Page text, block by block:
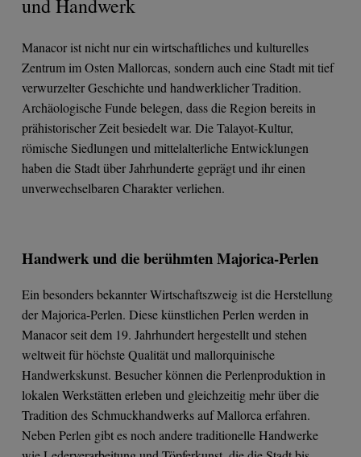
und Handwerk
Manacor ist nicht nur ein wirtschaftliches und kulturelles
Zentrum im Osten Mallorcas, sondern auch eine Stadt mit tief
verwurzelter Geschichte und handwerklicher Tradition.
Archäologische Funde belegen, dass die Region bereits in
prähistorischer Zeit besiedelt war. Die Talayot-Kultur,
römische Siedlungen und mittelalterliche Entwicklungen
haben die Stadt über Jahrhunderte geprägt und ihr einen
unverwechselbaren Charakter verliehen.
Handwerk und die berühmten Majorica-Perlen
Ein besonders bekannter Wirtschaftszweig ist die Herstellung
der Majorica-Perlen. Diese künstlichen Perlen werden in
Manacor seit dem 19. Jahrhundert hergestellt und stehen
weltweit für höchste Qualität und mallorquinische
Handwerkskunst. Besucher können die Perlenproduktion in
lokalen Werkstätten erleben und gleichzeitig mehr über die
Tradition des Schmuckhandwerks auf Mallorca erfahren.
Neben Perlen gibt es noch andere traditionelle Handwerke